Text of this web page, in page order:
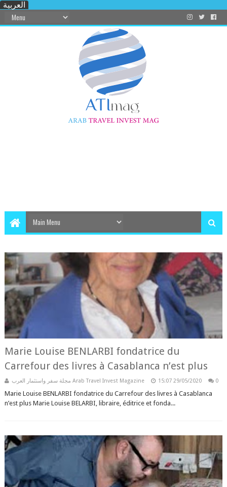
العربية
Marie Louise BENLARBI fondatrice du
Carrefour des livres à Casablanca n’est plus
مجلة سفر واستثمار العرب Arab Travel Invest Magazine 15:07 29/05/2020 0
Marie Louise BENLARBI fondatrice du Carrefour des livres à Casablanca
n’est plus Marie Louise BELARBI, libraire, éditrice et fonda...